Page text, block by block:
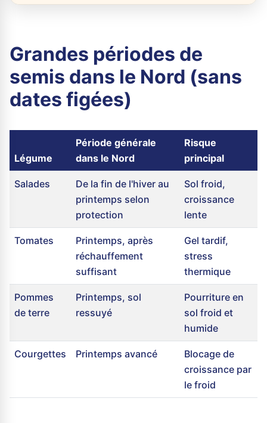
Grandes périodes de
semis dans le Nord (sans
dates figées)
Légume
Période générale
dans le Nord
Risque
principal
Salades
De la fin de l'hiver au
printemps selon
protection
Sol froid,
croissance
lente
Tomates
Printemps, après
réchauffement
suffisant
Gel tardif,
stress
thermique
Pommes
de terre
Printemps, sol
ressuyé
Pourriture en
sol froid et
humide
Courgettes Printemps avancé
Blocage de
croissance par
le froid